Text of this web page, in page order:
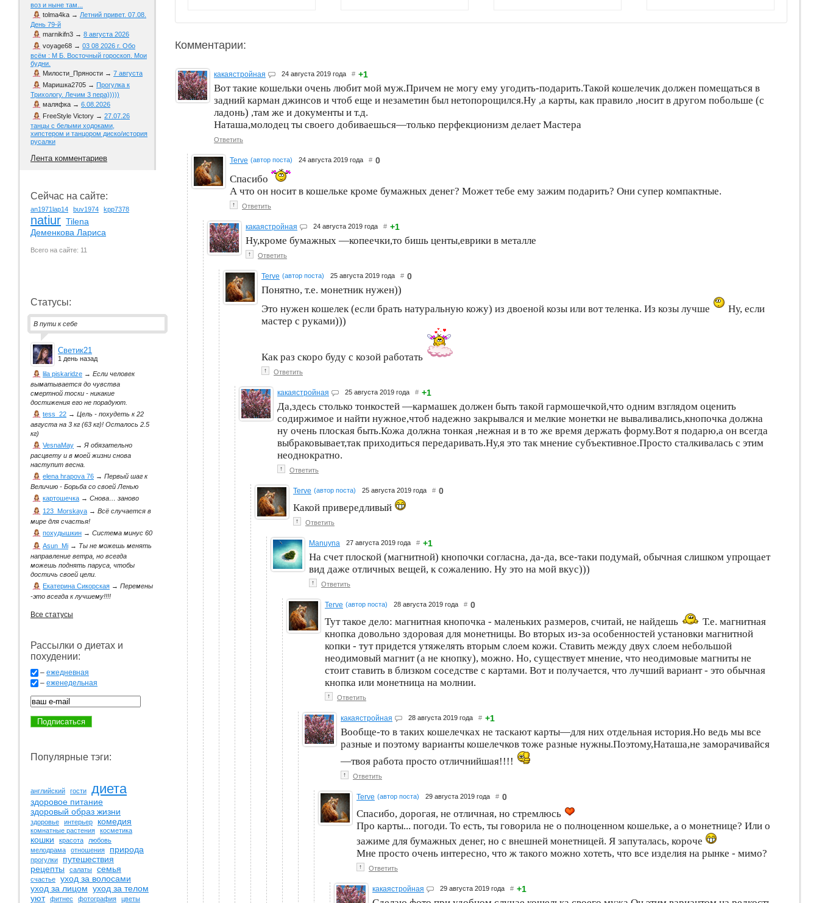
Комментарии:
какаястройная 24 августа 2019 года # +1
Вот такие кошельки очень любит мой муж.Причем не могу ему угодить-подарить.Такой кошелечик должен помещаться в
задний карман джинсов и чтоб еще и незаметин был нетопорощился.Ну ,а карты, как правило ,носит в другом побольше (с
ладонь) ,там же и документы и т.д.
Наташа,молодец ты своего добиваешься—только перфекционизм делает Мастера
Ответить
Terve (автор поста) 24 августа 2019 года # 0
Спасибо
А что он носит в кошельке кроме бумажных денег? Может тебе ему зажим подарить? Они супер компактные.
↑ Ответить
какаястройная 24 августа 2019 года # +1
Ну,кроме бумажных —копеечки,то бишь центы,еврики в металле
↑ Ответить
Terve (автор поста) 25 августа 2019 года # 0
Понятно, т.е. монетник нужен))
Это нужен кошелек (если брать натуральную кожу) из двоеной козы или вот теленка. Из козы лучше
Ну, если
мастер с руками)))
Как раз скоро буду с козой работать
↑ Ответить
какаястройная 25 августа 2019 года # +1
Да,здесь столько тонкостей —кармашек должен быть такой гармошечкой,что одним взглядом оценить
содиржимое и найти нужное,чтоб надежно закрывался и мелкие монетки не вываливались,кнопочка должна
ну очень плоская быть.Кожа должна тонкая ,нежная и в то же время держать форму.Вот я подарю,а он всегда
выбраковывает,так приходиться передаривать.Ну,я это так мнение субъективное.Просто сталкивалась с этим
неоднократно.
↑ Ответить
Terve (автор поста) 25 августа 2019 года # 0
Какой привередливый
↑ Ответить
Manuyna 27 августа 2019 года # +1
На счет плоской (магнитной) кнопочки согласна, да-да, все-таки подумай, обычная слишком упрощает
вид даже отличных вещей, к сожалению. Ну это на мой вкус)))
↑ Ответить
Terve (автор поста) 28 августа 2019 года # 0
Тут такое дело: магнитная кнопочка - маленьких размеров, считай, не найдешь
Т.е. магнитная
кнопка довольно здоровая для монетницы. Во вторых из-за особенностей установки магнитной
копки - тут придется утяжелять вторым слоем кожи. Ставить между двух слоем небольшой
неодимовый магнит (а не кнопку), можно. Но, существует мнение, что неодимовые магниты не
стоит ставить в близком соседстве с картами. Вот и получается, что лучший вариант - это обычная
кнопка или монетница на молнии.
↑ Ответить
какаястройная 28 августа 2019 года # +1
Вообще-то в таких кошелечках не таскают карты—для них отдельная история.Но ведь мы все
разные и поэтому варианты кошелечков тоже разные нужны.Поэтому,Наташа,не заморачивайся
—твоя работа просто отличнийшая!!!!
↑ Ответить
Terve (автор поста) 29 августа 2019 года # 0
Спасибо, дорогая, не отличная, но стремлюсь
Про карты... погоди. То есть, ты говорила не о полноценном кошельке, а о монетнице? Или о
зажиме для бумажных денег, но с внешней монетницей. Я запуталась, короче
Мне просто очень интересно, что ж такого можно хотеть, что все изделия на рынке - мимо?
↑ Ответить
какаястройная 29 августа 2019 года # +1
воз и ныне там...
tolma4ka → Летний привет. 07.08.
День 79-й
marnikifn3 → 8 августа 2026
voyage68 → 03 08 2026 г. Обо
всём : М Б. Восточный гороскоп. Мои
будни.
Милости_Пряности → 7 августа
Маришка2705 → Прогулка к
Трихологу. Лечим 3 пера)))))
маляфка → 6.08.2026
FreeStyle Victory → 27.07.26
танцы с белыми ходоками,
хипстером и танцором диско/история
русалки
Лента комментариев
Сейчас на сайте:
an1971lap14 buv1974 kpp7378
natiur Tilena
Деменкова Лариса
Всего на сайте: 11
Статусы:
В пути к себе
Светик21
1 день назад
lila piskaridze → Если человек
выматывается до чувства
смертной тоски - никакие
достижения его не порадуют.
tess_22 → Цель - похудеть к 22
августа на 3 кг (63 кг)! Осталось 2.5
кг)
VesnaMay →Я обязательно
расцвету и в моей жизни снова
наступит весна.
elena hrapova 76 → Первый шаг к
Величию - Борьба со своей Ленью
картошечка → Снова… заново
123_Morskaya → Всё случается в
мире для счастья!
похудышкин → Система минус 60
Asun_Mi → Ты не можешь менять
направление ветра, но всегда
можешь поднять паруса, чтобы
достичь своей цели.
Екатерина Сикорская → Перемены
-это всегда к лучшему!!!!
Все статусы
Рассылки о диетах и
похудении:
– ежедневная
– еженедельная
Популярные тэги:
английский гости диета
здоровое питание
здоровый образ жизни
здоровье интерьер комедия
комнатные растения косметика
кошки красота
любовь
мелодрама
отношения природа
прогулки
путешествия
рецепты
салаты семья
счастье
уход за волосами
уход за лицом уход за телом
уют
фитнес фотография цветы